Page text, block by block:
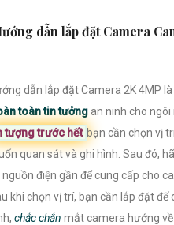
dẫn lắp đặt Camera
dẫn lắp đặt Camera 2K 4MP
toàn tin tưởngan ninh cho
tượng trước hết bạn cần chọn vị
quan sát và ghi hình. Sau đó,
nguồn điện gần để cung cấp cho
khi chọn vị trí, bạn cần lắp đặt
chắc chắn mắt camera hướng